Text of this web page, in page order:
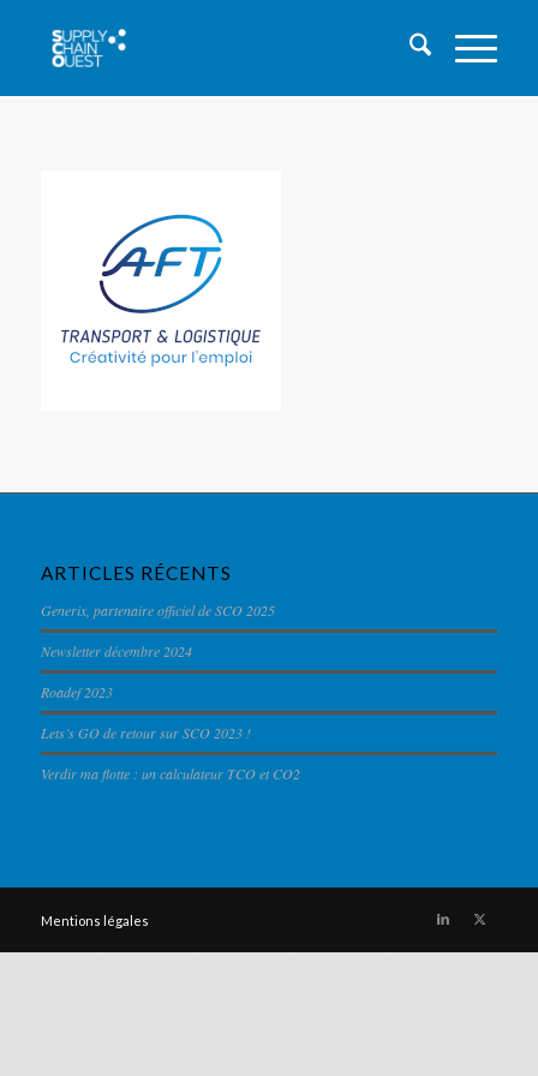
ARTICLES RÉCENTS
Generix, partenaire officiel de SCO 2025
Newsletter décembre 2024
Roadef 2023
Lets’s GO de retour sur SCO 2023 !
Verdir ma flotte : un calculateur TCO et CO2
Mentions légales